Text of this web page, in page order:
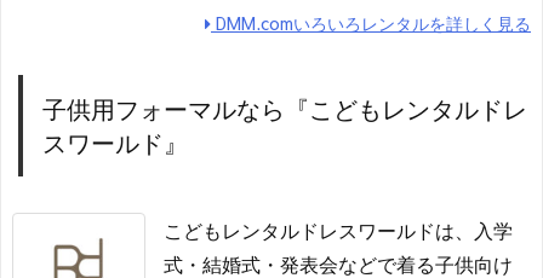
DMM.comいろいろレンタルを詳しく見る
子供用フォーマルなら『こどもレンタルドレ
スワールド』
こどもレンタルドレスワールドは、入学
式・結婚式・発表会などで着る子供向け